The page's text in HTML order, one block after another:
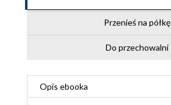
Przenieś na półkę
Do przechowalni
Opis ebooka